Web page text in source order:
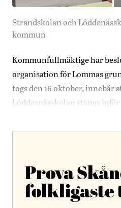
Strandskolan och
kommun
Kommunfullmäktige har
organisation för Lommas
togs den 16 oktober, innebär
Löddesnässkolan stängs
Prova
folkligaste